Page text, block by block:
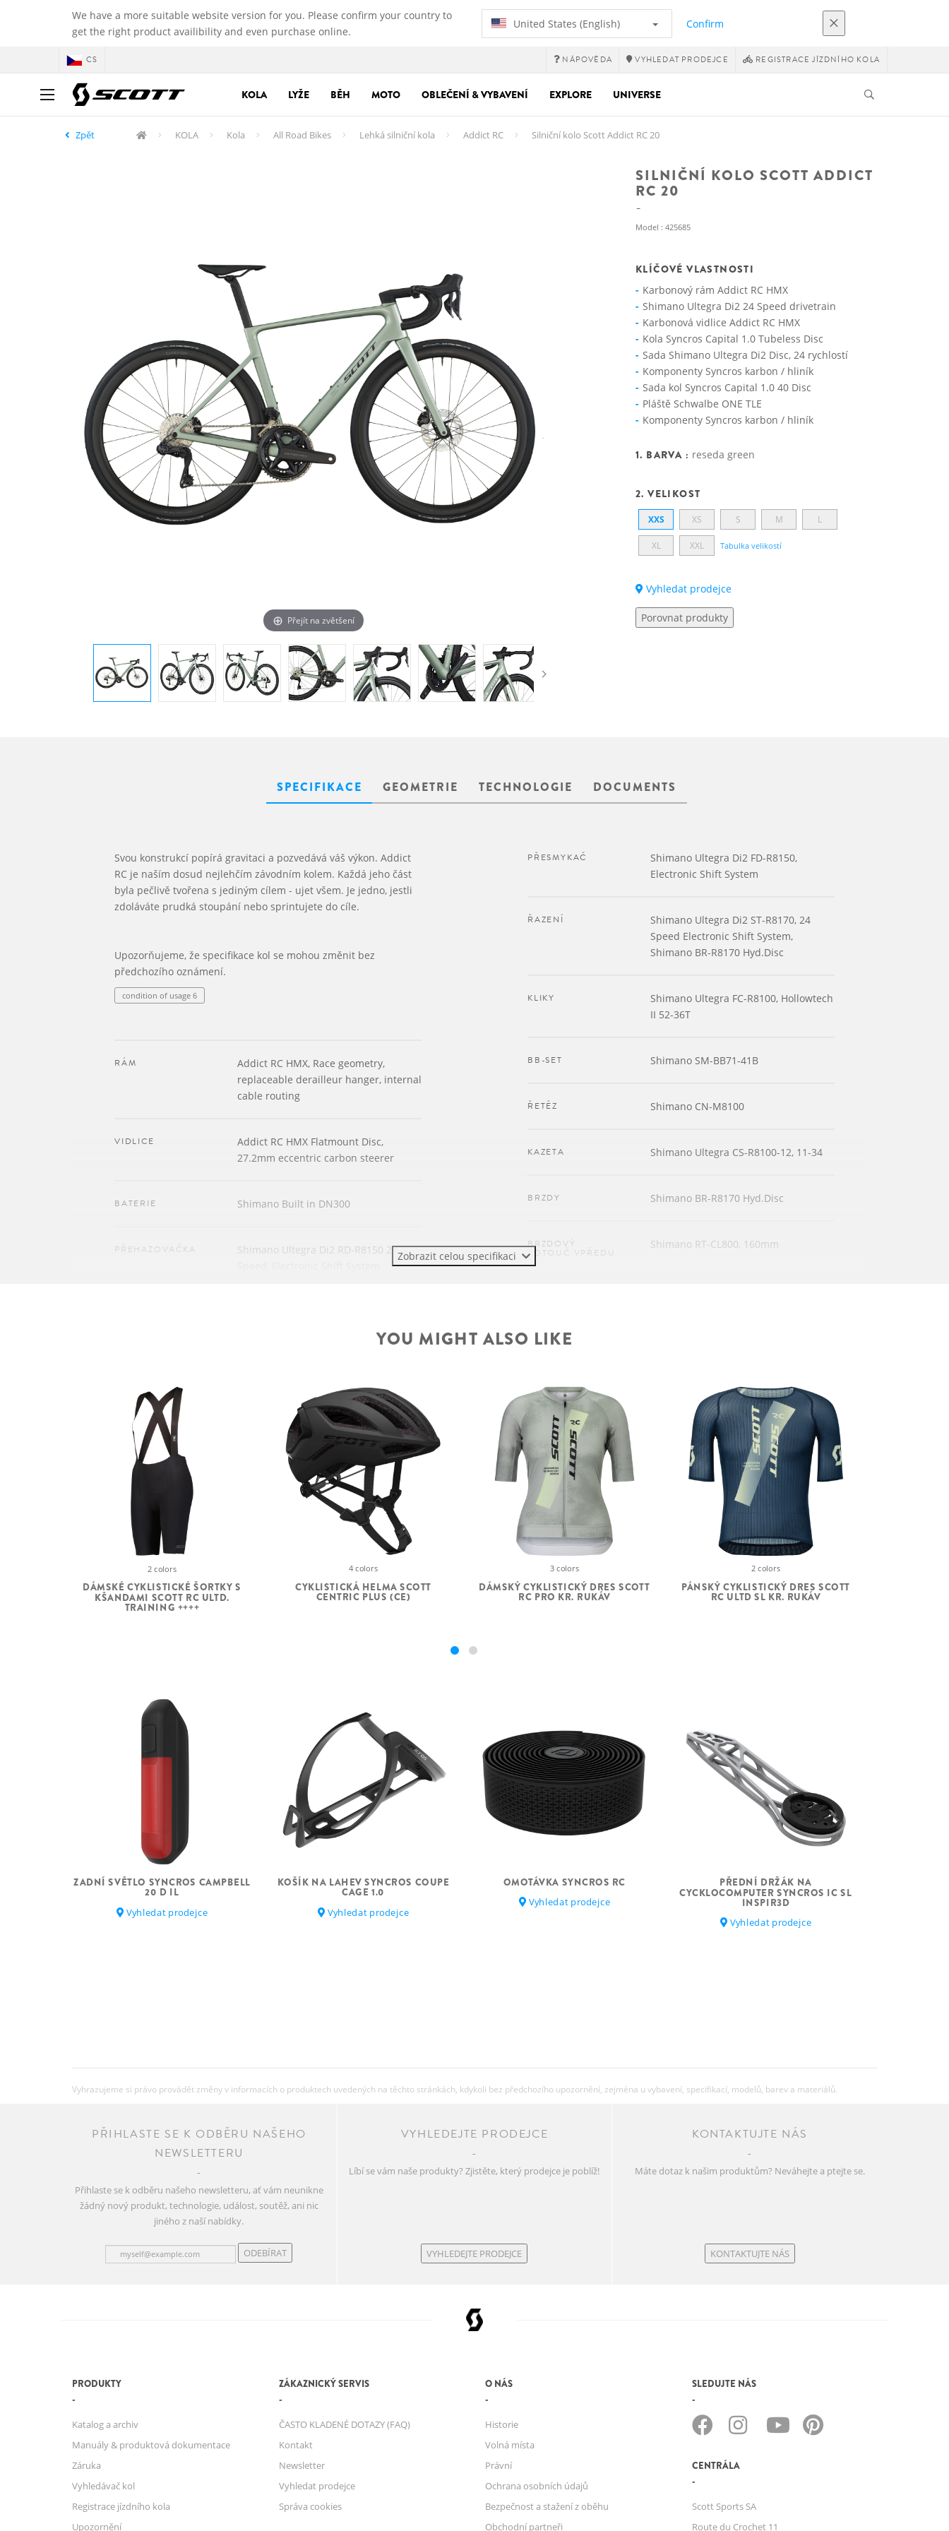
We have a more suitable website version for you. Please confirm your country to
get the right product availibility and even purchase online.
United States (English) Confirm
CS NÁPOVĚDA VYHLEDAT PRODEJCE REGISTRACE JÍZDNÍHO KOLA
KOLA LYŽE BĚH MOTO OBLEČENÍ & VYBAVENÍ EXPLORE UNIVERSE
Zpět KOLA Kola All Road Bikes Lehká silniční kola Addict RC Silniční kolo Scott Addict RC 20
SILNIČNÍ KOLO SCOTT ADDICT
RC 20
Model : 425685
Přejít na zvětšení
KLÍČOVÉ VLASTNOSTI
Karbonový rám Addict RC HMX
Shimano Ultegra Di2 24 Speed drivetrain
Karbonová vidlice Addict RC HMX
Kola Syncros Capital 1.0 Tubeless Disc
Sada Shimano Ultegra Di2 Disc, 24 rychlostí
Komponenty Syncros karbon / hliník
Sada kol Syncros Capital 1.0 40 Disc
Pláště Schwalbe ONE TLE
Komponenty Syncros karbon / hliník
1. BARVA : reseda green
2. VELIKOST
XXS XS S M L
XL XXL Tabulka velikostí
Vyhledat prodejce
Porovnat produkty
SPECIFIKACE GEOMETRIE TECHNOLOGIE DOCUMENTS
Svou konstrukcí popírá gravitaci a pozvedává váš výkon. Addict
RC je naším dosud nejlehčím závodním kolem. Každá jeho část
byla pečlivě tvořena s jediným cílem - ujet všem. Je jedno, jestli
zdoláváte prudká stoupání nebo sprintujete do cíle.
Upozorňujeme, že specifikace kol se mohou změnit bez
předchozího oznámení.
condition of usage 6
RÁM
Addict RC HMX, Race geometry,
replaceable derailleur hanger, internal
cable routing
VIDLICE
Addict RC HMX Flatmount Disc,
27.2mm eccentric carbon steerer
BATERIE Shimano Built in DN300
PŘEHAZOVAČKA
Shimano Ultegra Di2 RD-R8150 24
PŘESMYKAČ
Shimano Ultegra Di2 FD-R8150,
Electronic Shift System
ŘAZENÍ
Shimano Ultegra Di2 ST-R8170, 24
Speed Electronic Shift System,
Shimano BR-R8170 Hyd.Disc
KLIKY
Shimano Ultegra FC-R8100, Hollowtech
II 52-36T
BB-SET Shimano SM-BB71-41B
ŘETĚZ Shimano CN-M8100
KAZETA Shimano Ultegra CS-R8100-12, 11-34
BRZDY Shimano BR-R8170 Hyd.Disc
BRZDOVÝ
KOTOUČ VPŘEDU
Shimano RT-CL800, 160mm
ŘIDÍTKA Syncros HB-R100-CF
PŘEDSTAVEC Syncros ST-R100-AL
SEDLOVKA Syncros SP-R101-CF
SEDLOVKA
Syncros Belcarra V 2.0 Cut-out, CrMo
HLAVOVÉ Acros AIF-1317
ZADNÍ PLÁŠŤ Continental Grand Prix TR 30x622
EXTRA Syncros handlebar tool
HMOTNOST V LB
Zobrazit celou specifikaci
YOU MIGHT ALSO LIKE
2 colors
DÁMSKÉ CYKLISTICKÉ ŠORTKY S
KŠANDAMI SCOTT RC ULTD.
TRAINING ++++
4 colors
CYKLISTICKÁ HELMA SCOTT
CENTRIC PLUS (CE)
3 colors
DÁMSKÝ CYKLISTICKÝ DRES SCOTT
RC PRO KR. RUKÁV
2 colors
PÁNSKÝ CYKLISTICKÝ DRES SCOTT
RC ULTD SL KR. RUKÁV
ZADNÍ SVĚTLO SYNCROS CAMPBELL
20 D IL
Vyhledat prodejce
KOŠÍK NA LAHEV SYNCROS COUPE
CAGE 1.0
Vyhledat prodejce
OMOTÁVKA SYNCROS RC
Vyhledat prodejce
PŘEDNÍ DRŽÁK NA
CYCKLOCOMPUTER SYNCROS IC SL
INSPIR3D
Vyhledat prodejce
Vyhrazujeme si právo provádět změny v informacích o produktech uvedených na těchto stránkách, kdykoli bez předchozího upozornění, zejména u vybavení, specifikací, modelů, barev a materiálů.
PŘIHLASTE SE K ODBĚRU NAŠEHO
NEWSLETTERU
Přihlaste se k odběru našeho newsletteru, ať vám neunikne
žádný nový produkt, technologie, událost, soutěž, ani nic
jiného z naší nabídky.
ODEBÍRAT
VYHLEDEJTE PRODEJCE
Líbí se vám naše produkty? Zjistěte, který prodejce je poblíž!
VYHLEDEJTE PRODEJCE
KONTAKTUJTE NÁS
Máte dotaz k našim produktům? Neváhejte a ptejte se.
KONTAKTUJTE NÁS
PRODUKTY
Katalog a archiv
Manuály & produktová dokumentace
Záruka
Vyhledávač kol
Registrace jízdního kola
Upozornění
ZÁKAZNICKÝ SERVIS
ČASTO KLADENÉ DOTAZY (FAQ)
Kontakt
Newsletter
Vyhledat prodejce
Správa cookies
O NÁS
Historie
Volná místa
Právní
Ochrana osobních údajů
Bezpečnost a stažení z oběhu
Obchodní partneři
SLEDUJTE NÁS
CENTRÁLA
Scott Sports SA
Route du Crochet 11